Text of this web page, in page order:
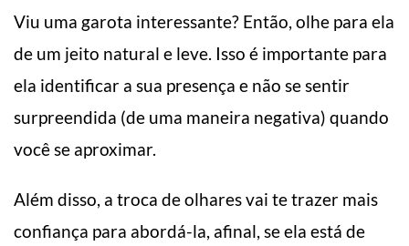
Viu uma garota interessante? Então, olhe para ela
de um jeito natural e leve. Isso é importante para
ela identificar a sua presença e não se sentir
surpreendida (de uma maneira negativa) quando
você se aproximar.
Além disso, a troca de olhares vai te trazer mais
confiança para abordá-la, afinal, se ela está de